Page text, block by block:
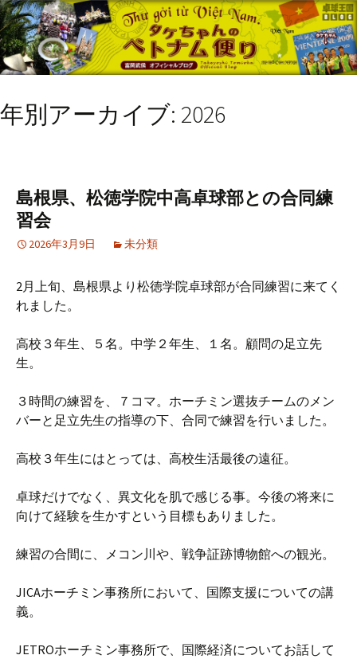
年別アーカイブ: 2026
島根県、松徳学院中高卓球部との合同練
習会
2026年3月9日 未分類
2月上旬、島根県より松徳学院卓球部が合同練習に来てく
れました。
高校３年生、５名。中学２年生、１名。顧問の足立先
生。
３時間の練習を、７コマ。ホーチミン選抜チームのメン
バーと足立先生の指導の下、合同で練習を行いました。
高校３年生にはとっては、高校生活最後の遠征。
卓球だけでなく、異文化を肌で感じる事。今後の将来に
向けて経験を生かすという目標もありました。
練習の合間に、メコン川や、戦争証跡博物館への観光。
JICAホーチミン事務所において、国際支援についての講
義。
JETROホーチミン事務所で、国際経済についてお話して